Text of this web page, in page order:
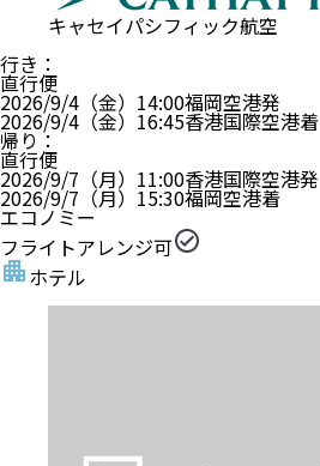
キャセイパシフィック航空
行き ：
直行便
2026/9/4（金） 14:00福岡空港発
2026/9/4（金） 16:45香港国際空港着
帰り ：
直行便
2026/9/7（月） 11:00香港国際空港発
2026/9/7（月） 15:30福岡空港着
エコノミー
フライトアレンジ可
ホテル